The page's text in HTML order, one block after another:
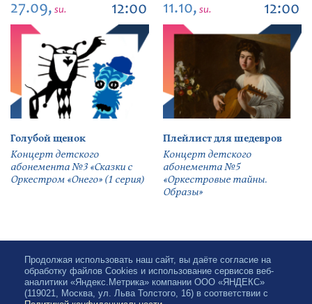
27.09, su. 12:00
Голубой щенок
Концерт детского
абонемента №3 «Сказки с
Оркестром «Онего» (1 серия)
11.10, su. 12:00
Плейлист для шедевров
Концерт детского
абонемента №5
«Оркестровые тайны.
Образы»
Продолжая использовать наш сайт, вы даёте согласие на
обработку файлов Cookies и использование сервисов веб-
аналитики «Яндекс.Метрика» компании ООО «ЯНДЕКС»
(119021, Москва, ул. Льва Толстого, 16) в соответствии с